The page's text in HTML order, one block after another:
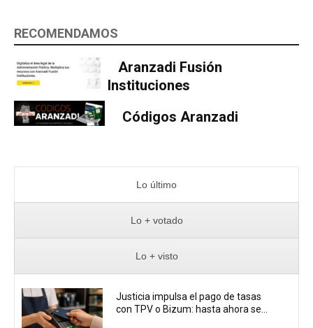
RECOMENDAMOS
Aranzadi Fusión
Instituciones
Códigos Aranzadi
Lo último
Lo + votado
Lo + visto
Justicia impulsa el pago de tasas
con TPV o Bizum: hasta ahora se...